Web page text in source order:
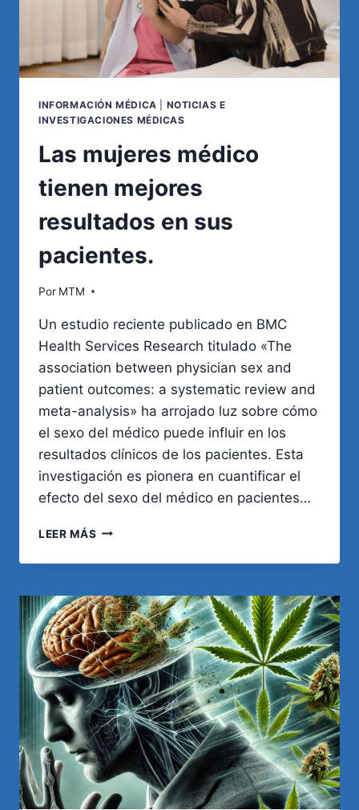
INFORMACIÓN MÉDICA
NOTICIAS E
INVESTIGACIONES MÉDICAS
Las mujeres médico
tienen mejores
resultados en sus
pacientes.
Por MTM
Un estudio reciente publicado en BMC
Health Services Research titulado «The
association between physician sex and
patient outcomes: a systematic review and
meta-analysis» ha arrojado luz sobre cómo
el sexo del médico puede influir en los
resultados clínicos de los pacientes. Esta
investigación es pionera en cuantificar el
efecto del sexo del médico en pacientes…
LEER MÁS LAS
MÉDICO
MEJORES
RESULTADOS
EN
SUS
PACIENTES.